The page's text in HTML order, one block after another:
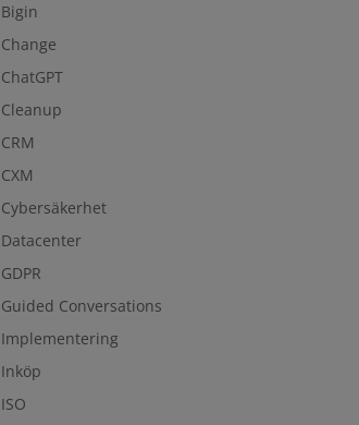
Bigin
Change
ChatGPT
Cleanup
CRM
CXM
Cybersäkerhet
Datacenter
GDPR
Guided Conversations
Implementering
Inköp
ISO